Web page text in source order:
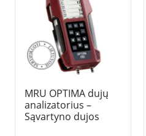
MRU OPTIMA dujų
analizatorius –
Sąvartyno dujos